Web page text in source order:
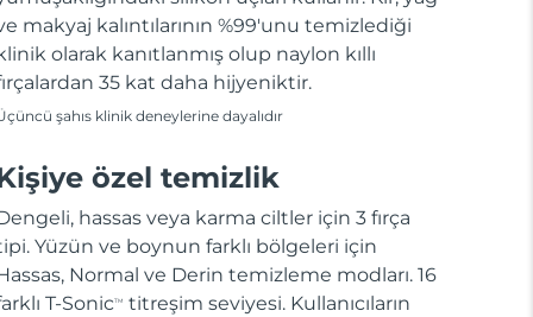
makyaj kalıntılarının %99'unu temizlediği
olarak kanıtlanmış olup naylon kıllı
35 kat daha hijyeniktir.
şahıs klinik deneylerine dayalıdır
özel temizlik
hassas veya karma ciltler için 3 fırça
Yüzün ve boynun farklı bölgeleri için
Normal ve Derin temizleme modları. 16
T-SonicTM
titreşim seviyesi. Kullanıcıların